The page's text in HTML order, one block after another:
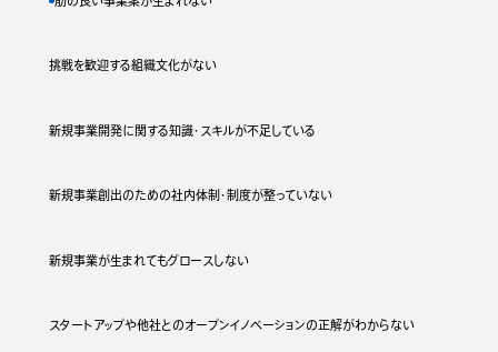
挑戦を歓迎する組織文化がない
新規事業開発に関する知識・スキルが不足している
新規事業創出のための社内体制・制度が整っていない
新規事業が生まれてもグロースしない
スタートアップや他社とのオープンイノベーションの正解がわからない